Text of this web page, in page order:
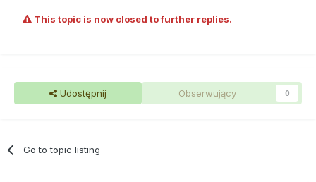
This topic is now closed to further replies.
Udostępnij Obserwujący 0
Go to topic listing